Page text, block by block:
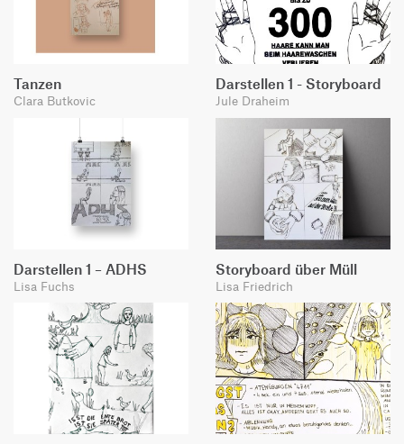
Tanzen
Clara Butkovic
Darstellen 1 - Storyboard
Jule Draheim
Darstellen 1 – ADHS
Lisa Fuchs
Storyboard über Müll
Lisa Friedrich